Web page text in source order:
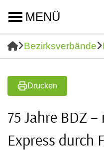
MENÜ
Bezirksverbände
Drucken
75 Jahre BDZ
Express durch